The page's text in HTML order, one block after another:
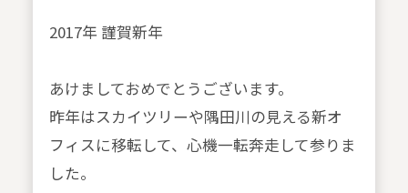
2017年 謹賀新年
あけましておめでとうございます。
昨年はスカイツリーや隅田川の見える新オ
フィスに移転して、心機一転奔走して参りま
した。